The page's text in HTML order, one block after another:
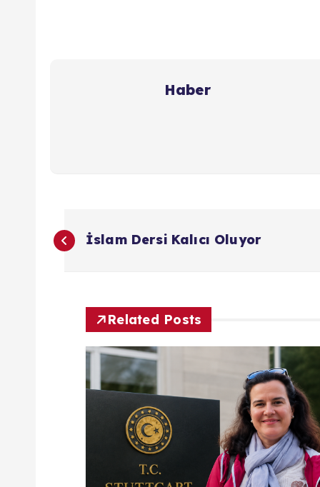
Haber
Y
İslam Dersi Kalıcı Oluyor
Related Posts